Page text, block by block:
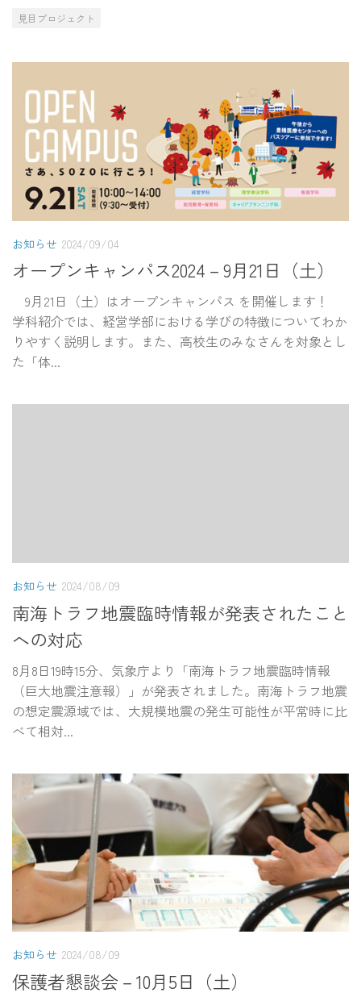
見目プロジェクト
お知らせ 2024/09/04
オープンキャンパス2024－9月21日（土）
9月21日（土）はオープンキャンパス を開催します！
学科紹介では、経営学部における学びの特徴についてわか
りやすく説明します。また、高校生のみなさんを対象とし
た「体...
お知らせ 2024/08/09
南海トラフ地震臨時情報が発表されたこと
への対応
8月8日19時15分、気象庁より「南海トラフ地震臨時情報
（巨大地震注意報）」が発表されました。南海トラフ地震
の想定震源域では、大規模地震の発生可能性が平常時に比
べて相対...
お知らせ 2024/08/09
保護者懇談会－10月5日（土）